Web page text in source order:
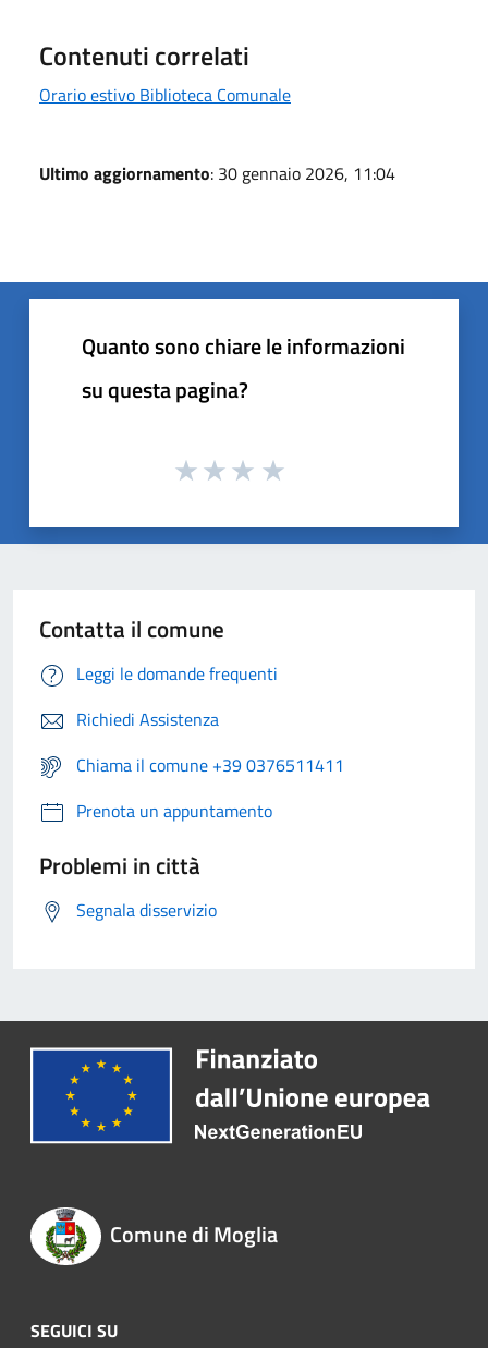
Contenuti correlati
Orario estivo Biblioteca Comunale
Ultimo aggiornamento: 30 gennaio 2026, 11:04
Quanto sono chiare le informazioni
su questa pagina?
Contatta il comune
Leggi le domande frequenti
Richiedi Assistenza
Chiama il comune +39 0376511411
Prenota un appuntamento
Problemi in città
Segnala disservizio
Comune di Moglia
SEGUICI SU